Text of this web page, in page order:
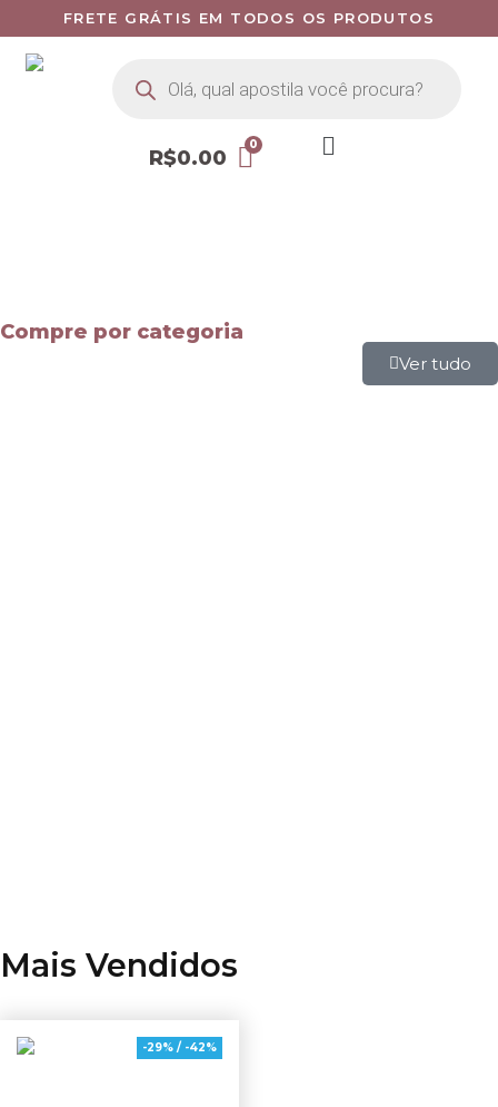
FRETE GRÁTIS EM TODOS OS PRODUTOS
R$0.00
Compre por categoria
Ver tudo
Mais Vendidos
-29% / -42%